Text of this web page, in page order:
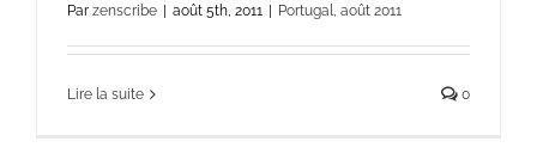
Par zenscribe | août 5th, 2011 | Portugal, août 2011
Lire la suite 0